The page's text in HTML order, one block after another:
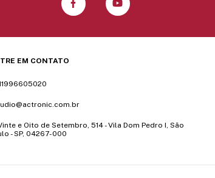
EM CONTATO
e Oito de Setembro, 514 - Vila Dom Pedro I, São
- SP, 04267-000